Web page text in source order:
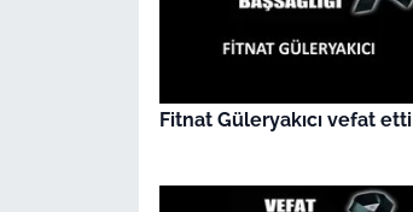
Fitnat Güleryakıcı vefat etti
Gündem-Eğitim